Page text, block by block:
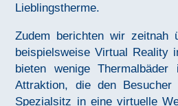
Lieblingstherme.
Zudem berichten wir zeitnah
beispielsweise Virtual Reality
bieten wenige
Attraktion, die den
Spezialsitz in eine virtuelle